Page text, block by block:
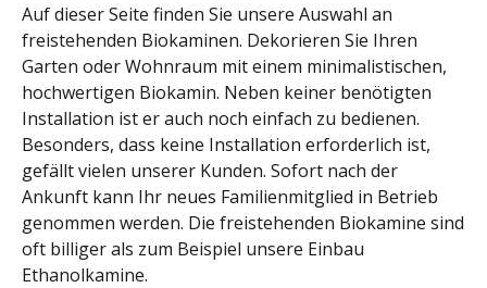
Auf dieser Seite finden Sie unsere Auswahl an
freistehenden Biokaminen. Dekorieren Sie Ihren
Garten oder Wohnraum mit einem minimalistischen,
hochwertigen Biokamin. Neben keiner benötigten
Installation ist er auch noch einfach zu bedienen.
Besonders, dass keine Installation erforderlich ist,
gefällt vielen unserer Kunden. Sofort nach der
Ankunft kann Ihr neues Familienmitglied in Betrieb
genommen werden. Die freistehenden Biokamine sind
oft billiger als zum Beispiel unsere Einbau
Ethanolkamine.